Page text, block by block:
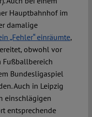
Hauptbahnhof im
damalige
„Fehler“ einräumte,
obwohl vor
Fußballbereich
Bundesligaspiel
Auch in Leipzig
einschlägigen
entsprechende